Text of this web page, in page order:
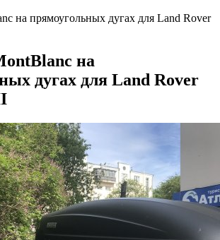
на прямоугольных дугах для Land Rover
на
дугах для Land Rover